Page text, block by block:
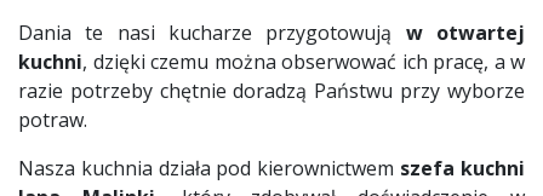
Dania te nasi kucharze przygotowują w otwartej
kuchni, dzięki czemu można obserwować ich pracę, a w
razie potrzeby chętnie doradzą Państwu przy wyborze
potraw.
Nasza kuchnia działa pod kierownictwem szefa kuchni